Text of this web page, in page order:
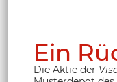
Ein
Die Aktie der